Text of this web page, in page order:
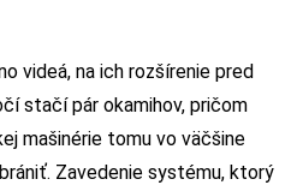
videá, na ich rozšírenie pred
stačí pár okamihov, pričom
mašinérie tomu vo väčšine
Zavedenie systému, ktorý